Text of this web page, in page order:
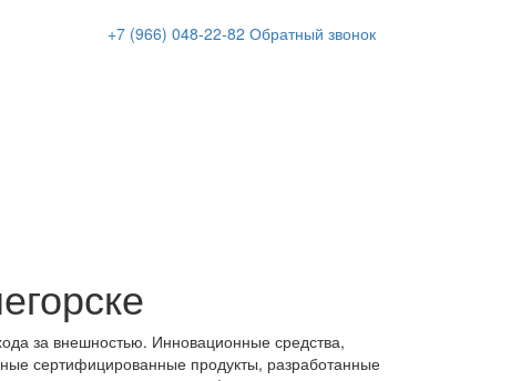
+7 (966) 048-22-82 Обратный звонок
за внешностью. Инновационные средства,
сертифицированные продукты, разработанные